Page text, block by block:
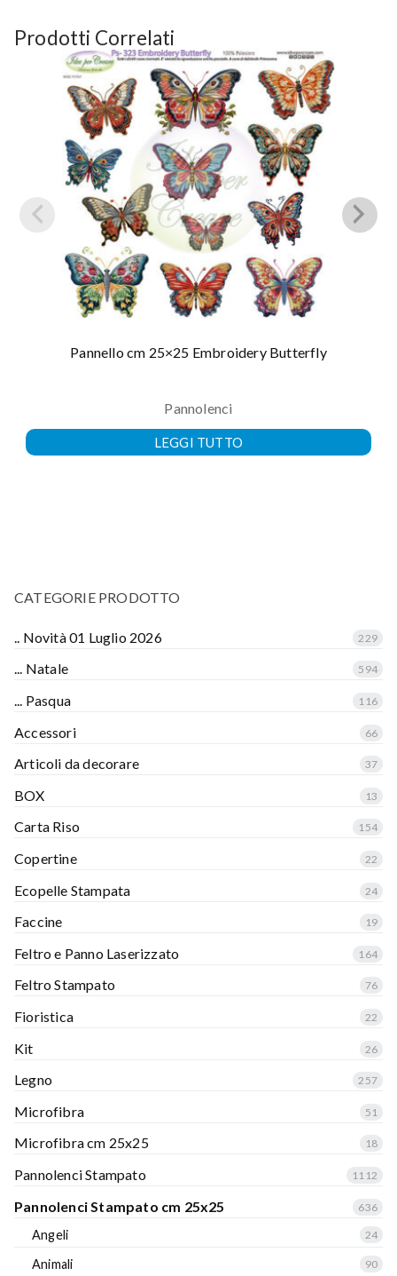
Prodotti Correlati
Pannello cm 25×25 Embroidery Butterfly
Pannolenci
LEGGI TUTTO
CATEGORIE PRODOTTO
.. Novità 01 Luglio 2026 229
... Natale 594
... Pasqua 116
Accessori 66
Articoli da decorare 37
BOX 13
Carta Riso 154
Copertine 22
Ecopelle Stampata 24
Faccine 19
Feltro e Panno Laserizzato 164
Feltro Stampato 76
Fioristica 22
Kit 26
Legno 257
Microfibra 51
Microfibra cm 25x25 18
Pannolenci Stampato 1112
Pannolenci Stampato cm 25x25 636
Angeli 24
Animali 90